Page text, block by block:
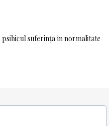
suferința în normalitate